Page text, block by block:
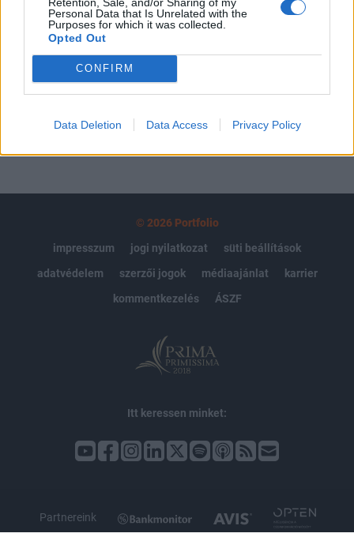
Personal Data that Is Unrelated with the
Purposes for which it was collected.
Opted Out
CONFIRM
Data Deletion Data Access Privacy Policy
MÁR ELŐFIZETŐNK VAGY?BEJELENTKEZÉS
© 2026 Portfolio
impresszum
jogi nyilatkozat
süti beállítások
adatvédelem
szerzői jogok médiaajánlat
karrier
kommentkezelés
ÁSZF
Itt keressen minket:
Partnereink